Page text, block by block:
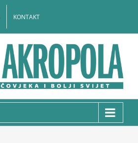
KONTAKT